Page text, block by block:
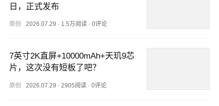
日，正式发布
原创 2026.07.29 · 1.5万阅读· 0评论
7英寸2K直屏+10000mAh+天玑9芯
片，这次没有短板了吧？
原创 2026.07.29 · 2905阅读· 0评论